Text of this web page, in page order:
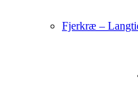
Fjerkræ –